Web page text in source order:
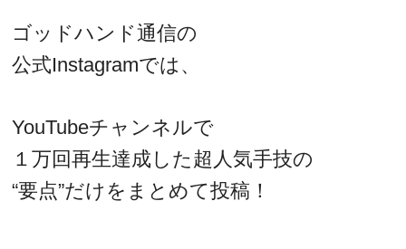
ゴッドハンド通信の
公式Instagramでは、
YouTubeチャンネルで
１万回再生達成した超人気手技の
“要点”だけをまとめて投稿！